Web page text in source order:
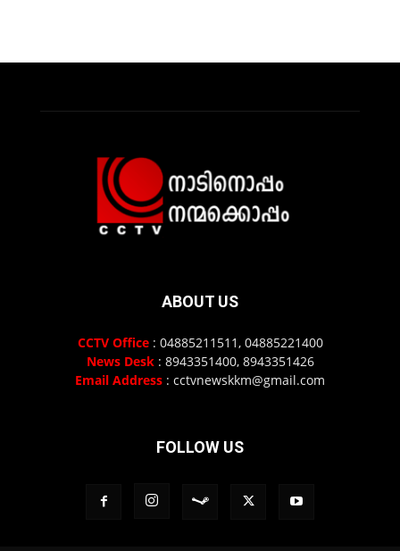
ABOUT US
CCTV Office: 04885211511, 04885221400
News Desk: 8943351400, 8943351426
Email Address : cctvnewskkm@gmail.com
FOLLOW US